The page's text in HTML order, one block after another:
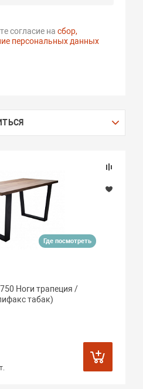
согласие насбор,
персональных данных
Где посмотреть
Ноги трапеция /
табак)